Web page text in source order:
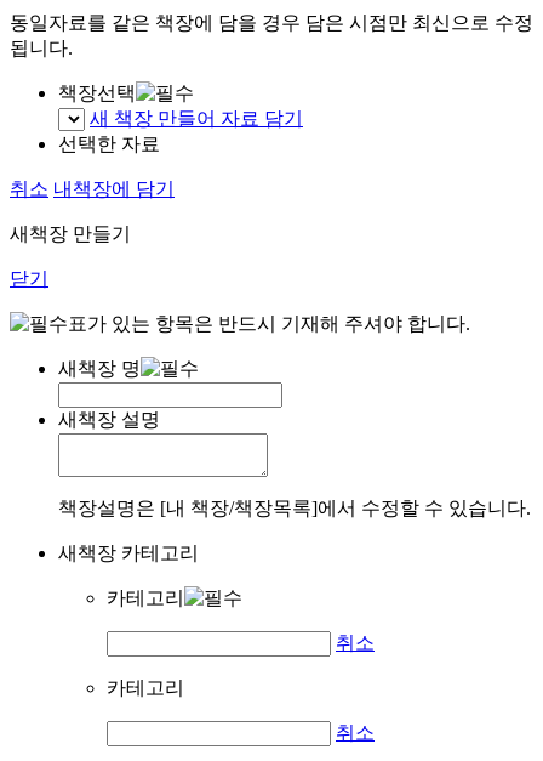
동일자료를 같은 책장에 담을 경우 담은 시점만 최신으로 수정
됩니다.
책장선택
새 책장 만들어 자료 담기
선택한 자료
취소 내책장에 담기
새책장 만들기
닫기
표가 있는 항목은 반드시 기재해 주셔야 합니다.
새책장 명
새책장 설명
책장설명은 [내 책장/책장목록]에서 수정할 수 있습니다.
새책장 카테고리
카테고리
취소
카테고리
취소